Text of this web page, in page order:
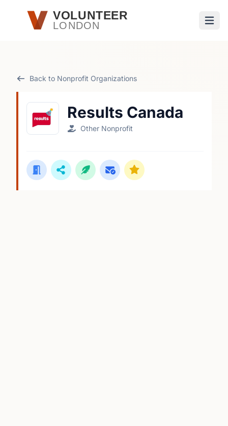
Skip to main contentVOLUNTEER
LONDON
Back to Nonprofit Organizations
Results Canada
Other Nonprofit